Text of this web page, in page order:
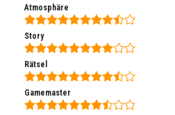
Atmosphäre
Story
Rätsel
Gamemaster